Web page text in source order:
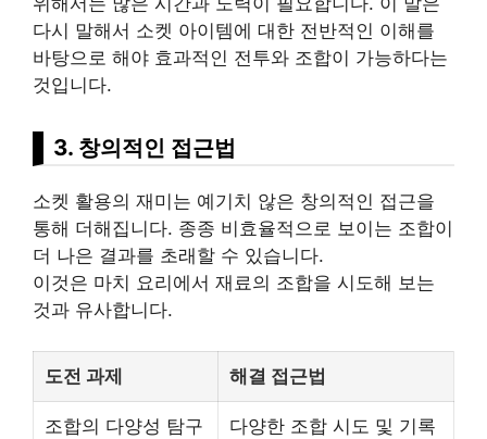
다시 말해서 소켓 아이템에 대한 전반적인 이해를
바탕으로 해야 효과적인 전투와 조합이 가능하다는
것입니다.
3. 창의적인 접근법
소켓 활용의 재미는 예기치 않은 창의적인 접근을
통해 더해집니다. 종종 비효율적으로 보이는 조합이
더 나은 결과를 초래할 수 있습니다.
이것은 마치 요리에서 재료의 조합을 시도해 보는
것과 유사합니다.
도전 과제 해결 접근법
조합의 다양성 탐구 다양한 조합 시도 및 기록